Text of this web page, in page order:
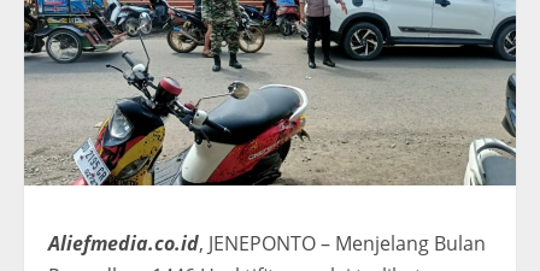
Aliefmedia.co.id, JENEPONTO – Menjelang Bulan